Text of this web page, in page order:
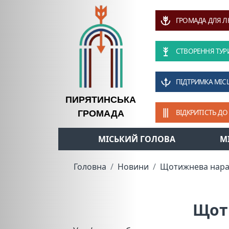
ПИРЯТИНСЬКА
ГРОМАДА
ГРОМАДА ДЛЯ
СТВОРЕННЯ
ПІДТРИМКА
ВІДКРИТІСТЬ
МІСЬКИЙ ГОЛОВА
Головна Новини Щотижнева